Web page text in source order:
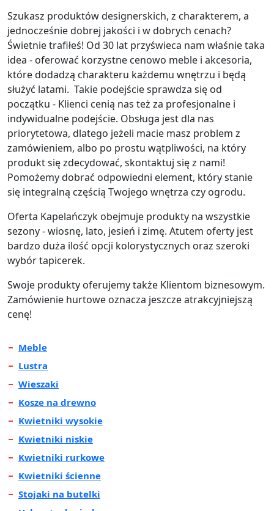
Szukasz produktów designerskich, z charakterem, a
jednocześnie dobrej jakości i w dobrych cenach?
Świetnie trafiłeś! Od 30 lat przyświeca nam właśnie taka
idea - oferować korzystne cenowo meble i akcesoria,
które dodadzą charakteru każdemu wnętrzu i będą
służyć latami. Takie podejście sprawdza się od
początku - Klienci cenią nas też za profesjonalne i
indywidualne podejście. Obsługa jest dla nas
priorytetowa, dlatego jeżeli macie masz problem z
zamówieniem, albo po prostu wątpliwości, na który
produkt się zdecydować, skontaktuj się z nami!
Pomożemy dobrać odpowiedni element, który stanie
się integralną częścią Twojego wnętrza czy ogrodu.
Oferta Kapelańczyk obejmuje produkty na wszystkie
sezony - wiosnę, lato, jesień i zimę. Atutem oferty jest
bardzo duża ilość opcji kolorystycznych oraz szeroki
wybór tapicerek.
Swoje produkty oferujemy także Klientom biznesowym.
Zamówienie hurtowe oznacza jeszcze atrakcyjniejszą
cenę!
Meble
Lustra
Wieszaki
Kosze na drewno
Kwietniki wysokie
Kwietniki niskie
Kwietniki rurkowe
Kwietniki ścienne
Stojaki na butelki